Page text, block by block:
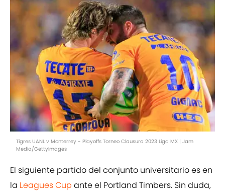
Tigres UANL v Monterrey - Playoffs Torneo Clausura 2023 Liga MX | Jam
Media/GettyImages
El siguiente partido del conjunto universitario es en
la Leagues Cup ante el Portland Timbers. Sin duda,